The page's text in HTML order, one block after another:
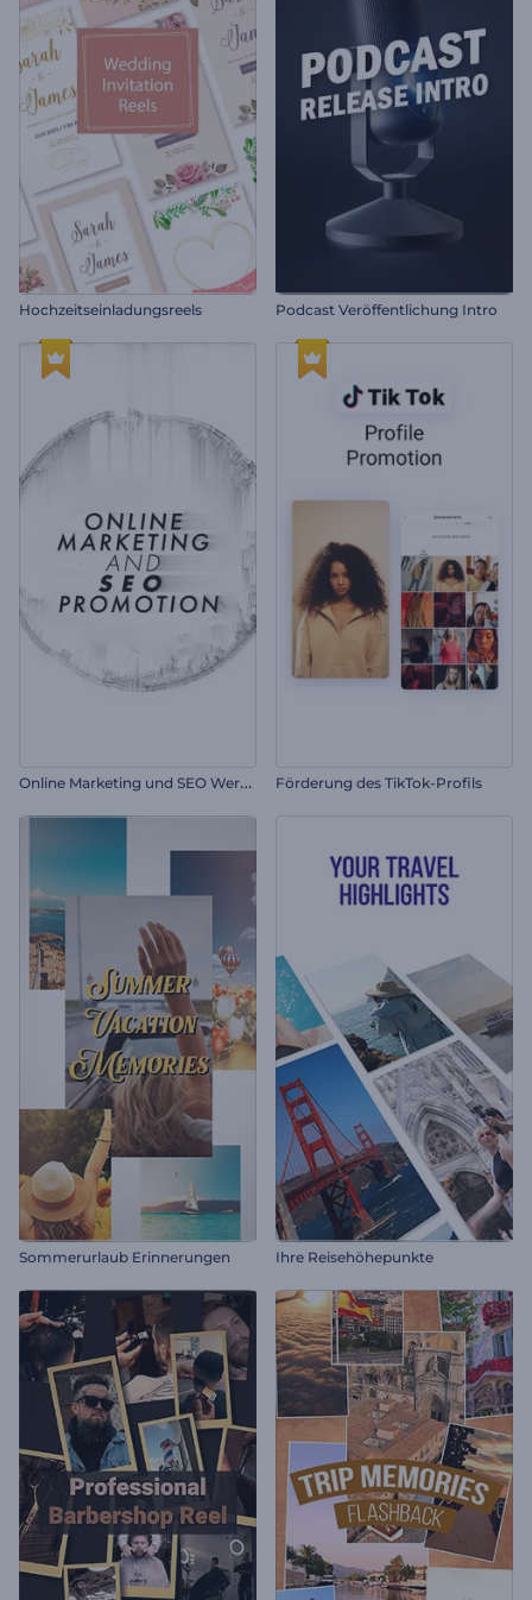
Hochzeitseinladungsreels Podcast Veröffentlichung Intro
O
nline Marketing und SEO Werbung Förderung des TikTok-Profils
Sommerurlaub Erinnerungen Ihre Reisehöhepunkte